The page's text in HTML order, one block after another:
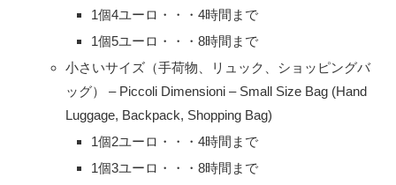
1個4ユーロ・・・4時間まで
1個5ユーロ・・・8時間まで
小さいサイズ（手荷物、リュック、ショッピングバ
ッグ） – Piccoli Dimensioni – Small Size Bag (Hand
Luggage, Backpack, Shopping Bag)
1個2ユーロ・・・4時間まで
1個3ユーロ・・・8時間まで